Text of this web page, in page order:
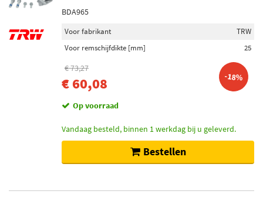
BDA965
Voor fabrikant
TRW
Voor remschijfdikte [mm]
25
€ 73,27
€ 60,08 -18%
Op voorraad
Vandaag besteld, binnen 1 werkdag bij u geleverd.
Bestellen